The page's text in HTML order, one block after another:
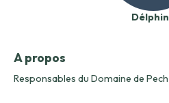
A propos
Responsables du Domaine de